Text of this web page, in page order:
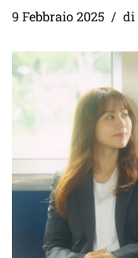
9 Febbraio 2025 di